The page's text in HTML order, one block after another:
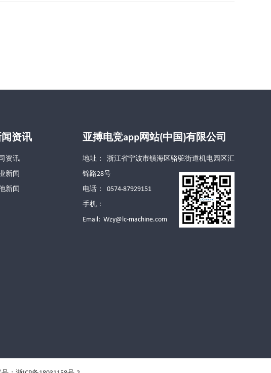
资讯
资讯
新闻
新闻
亚搏电竞app网站(中国)有限公司
地址： 浙江省宁波市镇海区骆驼街道机电园区汇
锦路28号
电话： 0574-87929151
手机：
Email: Wzy@lc-machine.com